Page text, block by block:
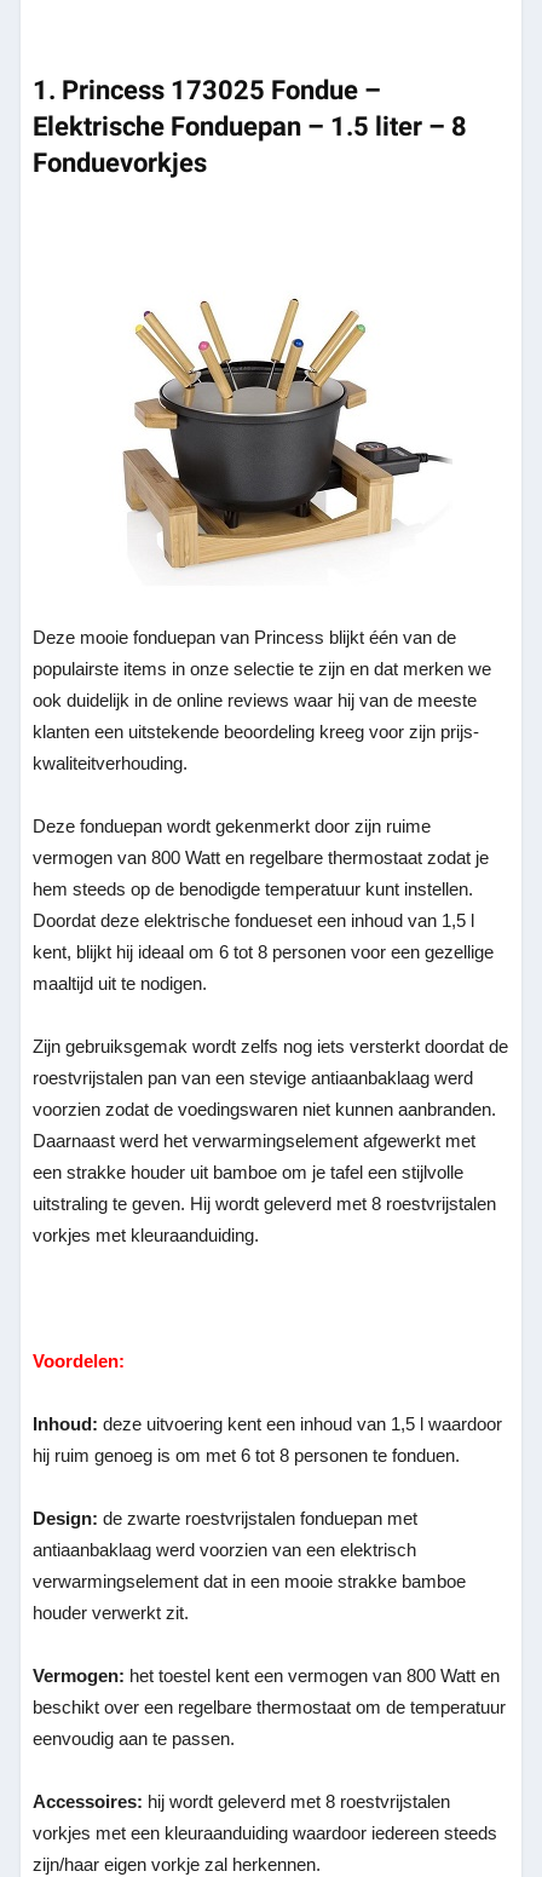
1. Princess 173025 Fondue –
Elektrische Fonduepan – 1.5 liter – 8
Fonduevorkjes
Deze mooie fonduepan van Princess blijkt één van de
populairste items in onze selectie te zijn en dat merken we
ook duidelijk in de online reviews waar hij van de meeste
klanten een uitstekende beoordeling kreeg voor zijn prijs-
kwaliteitverhouding.
Deze fonduepan wordt gekenmerkt door zijn ruime
vermogen van 800 Watt en regelbare thermostaat zodat je
hem steeds op de benodigde temperatuur kunt instellen.
Doordat deze elektrische fondueset een inhoud van 1,5 l
kent, blijkt hij ideaal om 6 tot 8 personen voor een gezellige
maaltijd uit te nodigen.
Zijn gebruiksgemak wordt zelfs nog iets versterkt doordat de
roestvrijstalen pan van een stevige antiaanbaklaag werd
voorzien zodat de voedingswaren niet kunnen aanbranden.
Daarnaast werd het verwarmingselement afgewerkt met
een strakke houder uit bamboe om je tafel een stijlvolle
uitstraling te geven. Hij wordt geleverd met 8 roestvrijstalen
vorkjes met kleuraanduiding.
Voordelen:
Inhoud: deze uitvoering kent een inhoud van 1,5 l waardoor
hij ruim genoeg is om met 6 tot 8 personen te fonduen.
Design: de zwarte roestvrijstalen fonduepan met
antiaanbaklaag werd voorzien van een elektrisch
verwarmingselement dat in een mooie strakke bamboe
houder verwerkt zit.
Vermogen: het toestel kent een vermogen van 800 Watt en
beschikt over een regelbare thermostaat om de temperatuur
eenvoudig aan te passen.
Accessoires: hij wordt geleverd met 8 roestvrijstalen
vorkjes met een kleuraanduiding waardoor iedereen steeds
zijn/haar eigen vorkje zal herkennen.